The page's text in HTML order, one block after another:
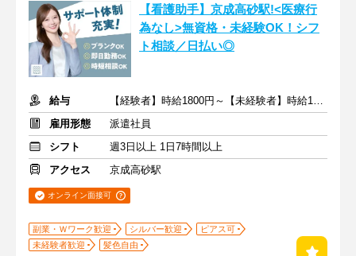
【看護助手】京成高砂駅!<医療行
為なし>無資格・未経験OK！シフ
ト相談／日払い◎
給与
【経験者】時給1800円～【未経験者】時給1500円～ ＋交通費
雇用形態
派遣社員
シフト
週3日以上 1日7時間以上
アクセス
京成高砂駅
オンライン面接可
副業・Ｗワーク歓迎 シルバー歓迎
ピアス可
未経験者歓迎
髪色自由